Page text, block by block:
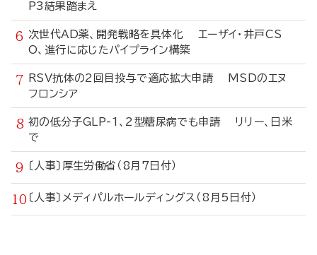
P3結果踏まえ
次世代AD薬、開発戦略を具体化 エーザイ・井戸CS
O、進行に応じたパイプライン構築
RSV抗体の2回目投与で適応拡大申請 MSDのエヌ
フロンシア
初の低分子GLP-1、2型糖尿病でも申請 リリー、日米
で
〔人事〕厚生労働省（8月7日付）
〔人事〕メディパルホールディングス（8月5日付）